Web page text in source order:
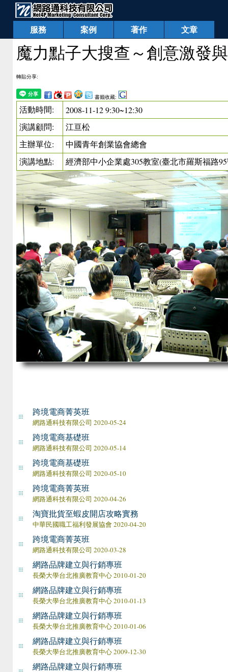
服務 案例 著作 文章
魔力點子大搜查～創意激發
轉貼分享:
書籤收藏:
活動時間:
2008-11-12 9:30~12:30
演講顧問:
江亘松
主辦單位:
中國青年創業協會總會
演講地點:
經濟部中小企業處305教室(臺北市羅斯福路
跨境電商菁英班
網路通科技有限公司 2020-05-24
跨境電商基礎班
網路通科技有限公司 2020-05-14
跨境電商基礎班
網路通科技有限公司 2020-05-10
跨境電商菁英班
網路通科技有限公司 2020-04-26
淘寶批貨至蝦皮開店攻略實務
中華民國職工福利發展協會 2020-04-20
跨境電商菁英班
網路通科技有限公司 2020-03-28
網路品牌建立與行銷專班
長榮大學台北推廣教育中心 2010-01-20
網路品牌建立與行銷專班
長榮大學台北推廣教育中心 2010-01-13
網路品牌建立與行銷專班
長榮大學台北推廣教育中心 2010-01-06
網路品牌建立與行銷專班
長榮大學台北推廣教育中心 2009-12-30
網路品牌建立與行銷專班